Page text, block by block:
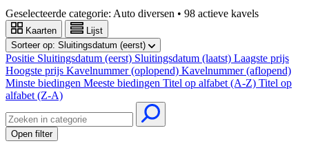
Geselecteerde categorie: Auto diversen • 98 actieve kavels
Kaarten
Lijst
Sorteer op: Sluitingsdatum (eerst)
Positie Sluitingsdatum (eerst) Sluitingsdatum (laatst) Laagste prijs
Hoogste prijs Kavelnummer (oplopend) Kavelnummer (aflopend)
Minste biedingen Meeste biedingen Titel op alfabet (A-Z) Titel op
alfabet (Z-A)
Open filter